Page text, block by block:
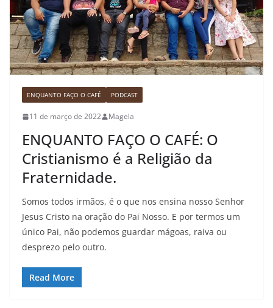
ENQUANTO FAÇO O CAFÉ PODCAST
11 de março de 2022 Magela
ENQUANTO FAÇO O CAFÉ: O
Cristianismo é a Religião da
Fraternidade.
Somos todos irmãos, é o que nos ensina nosso Senhor
Jesus Cristo na oração do Pai Nosso. E por termos um
único Pai, não podemos guardar mágoas, raiva ou
desprezo pelo outro.
Read More